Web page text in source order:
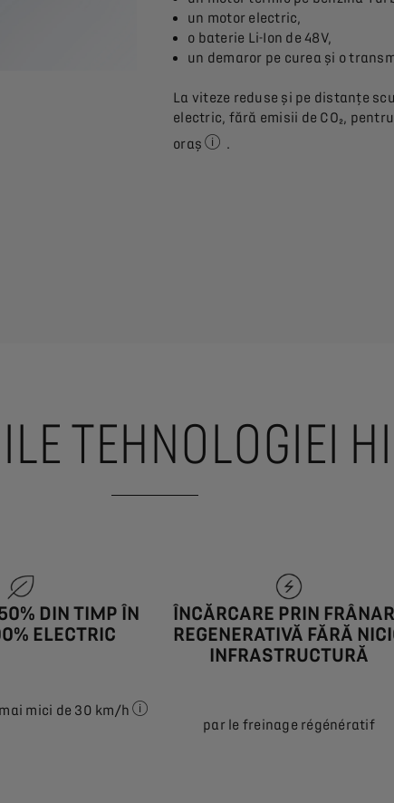
un motor electric,
o baterie Li-Ion de 48V,
un demaror pe curea și o
La viteze reduse și pe distanțe
electric, fără emisii de CO₂,
oraș
.
TEHNOLOGIEI
DIN TIMP ÎN
ELECTRIC
mici de 30 km/h
Timpul de rulare electrică poate varia
ÎNCĂRCARE PRIN
REGENERATIVĂ FĂRĂ
INFRASTRUCTURĂ
par le freinage régénératif